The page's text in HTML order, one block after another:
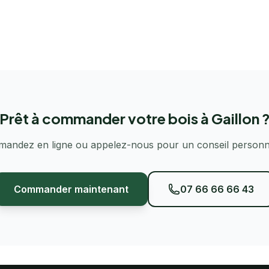
à commander votre bois à Gaillon ?
en ligne ou appelez-nous pour un conseil
Commander maintenant 07 66 66 66 43